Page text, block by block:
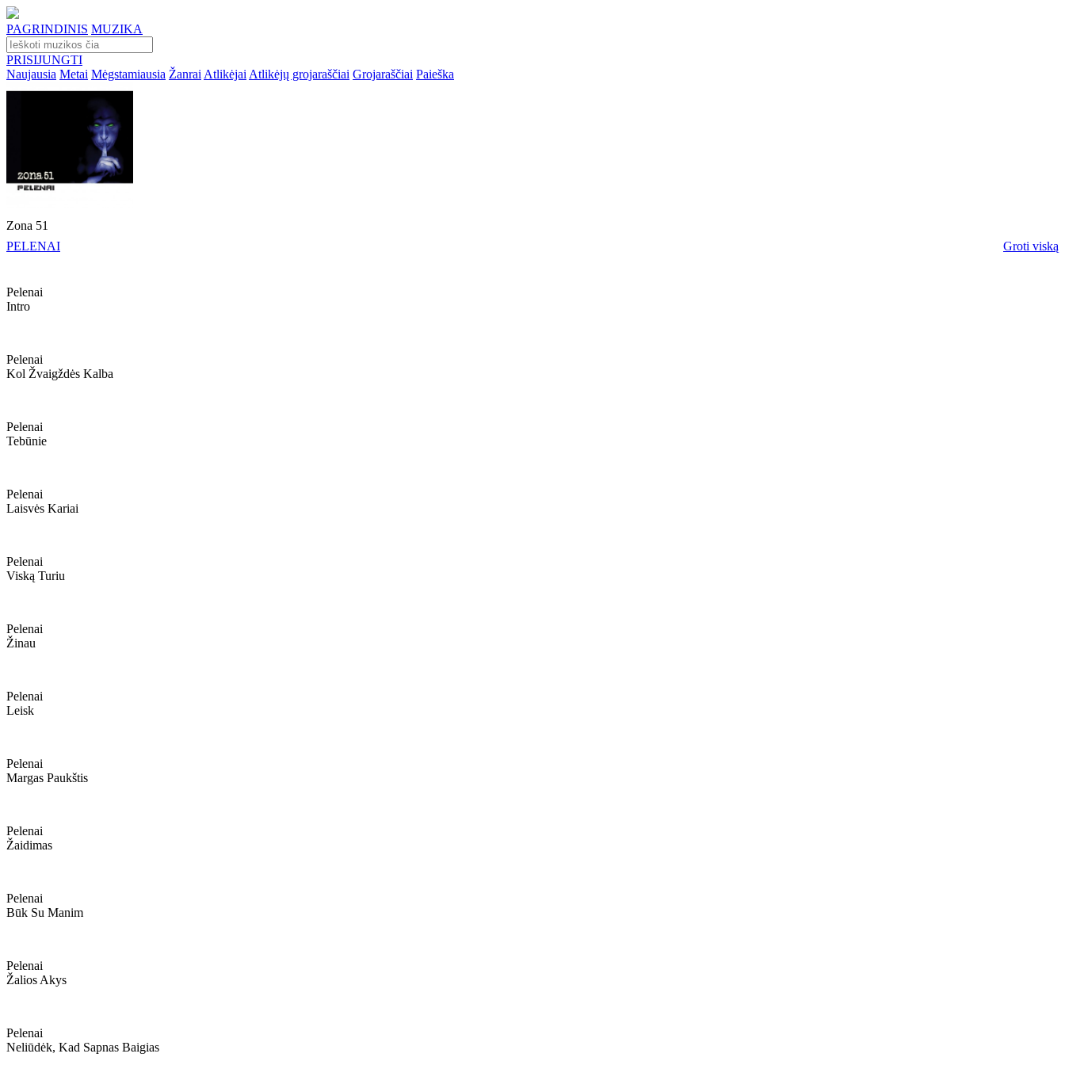
PAGRINDINIS MUZIKA
PRISIJUNGTI
Naujausia Metai Mėgstamiausia Žanrai Atlikėjai Atlikėjų grojaraščiai Grojaraščiai Paieška
Zona 51
PELENAI
Groti viską
Pelenai
Intro
Pelenai
Kol Žvaigždės Kalba
Pelenai
Tebūnie
Pelenai
Laisvės Kariai
Pelenai
Viską Turiu
Pelenai
Žinau
Pelenai
Leisk
Pelenai
Margas Paukštis
Pelenai
Žaidimas
Pelenai
Būk Su Manim
Pelenai
Žalios Akys
Pelenai
Neliūdėk, Kad Sapnas Baigias